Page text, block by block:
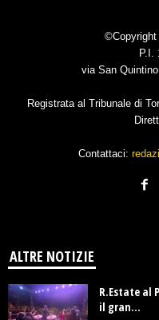
©Copyright
P.I.
via San
Registrata al Tribunale di
Contattaci:
ALTRE NOTIZIE
R.Estate al
il gran...